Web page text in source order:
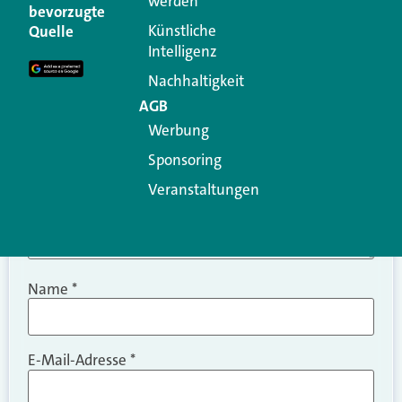
Ihre E-Mail-Adresse wird nicht veröffentlicht.
Erforderliche Felder sind mit
Kommentar
Name *
E-Mail-Adresse *
bevorzugte
Quelle
Künstliche
Intelligenz
Nachhaltigkeit
AGB
Werbung
Sponsoring
Veranstaltungen